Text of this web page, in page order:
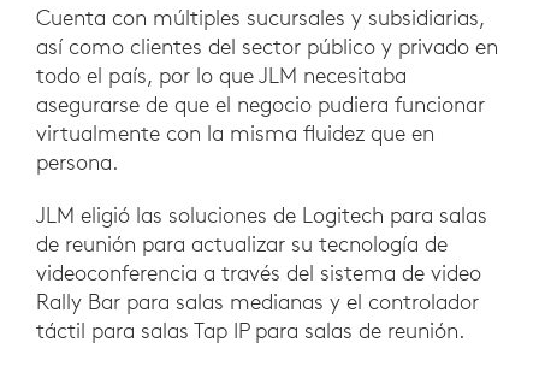
Cuenta con múltiples sucursales y subsidiarias,
así como clientes del sector público y privado en
todo el país, por lo que JLM necesitaba
asegurarse de que el negocio pudiera funcionar
virtualmente con la misma fluidez que en
persona.
JLM eligió las soluciones de Logitech para salas
de reunión para actualizar su tecnología de
videoconferencia a través del sistema de video
Rally Bar para salas medianas y el controlador
táctil para salas Tap IP para salas de reunión.